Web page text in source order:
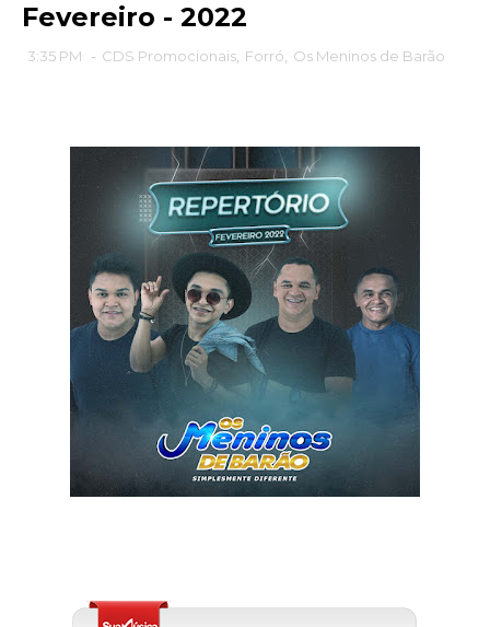
Fevereiro - 2022
3:35 PM - CDS Promocionais Forró Os Meninos de Barão